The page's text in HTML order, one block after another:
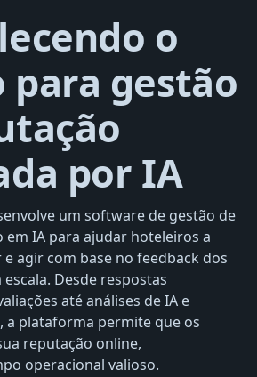
o
para gestão
por IA
um software de gestão de
em IA para ajudar hoteleiros a
agir com base no feedback dos
Desde respostas
até análises de IA e
a plataforma permite que os
reputação online,
operacional valioso.